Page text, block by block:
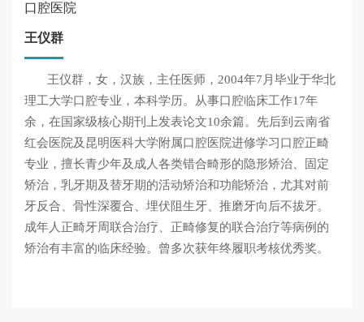
口腔医院
王仪群
王仪群，女，汉族，主任医师，2004年7月毕业于华北
理工大学口腔专业，本科学历。从事口腔临床工作17年
余，在国家级核心期刊上发表论文10余篇。先后到云南省
红会医院及昆明医科大学附属口腔医院进修学习口腔正畸
专业，擅长青少年及成人各类错合畸形的隐形矫治、固定
矫治，乳牙期及替牙期的活动矫治和功能矫治，尤其对前
牙反合、骨性深覆合、埋伏阻生牙、推磨牙向后不拔牙。
成年人正畸牙周联合治疗、正畸修复的联合治疗等病例的
矫治有丰富的临床经验。曾多次获年终履职考核优秀奖。